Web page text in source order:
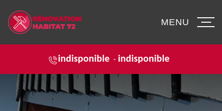
indisponible - indisponible
MENU